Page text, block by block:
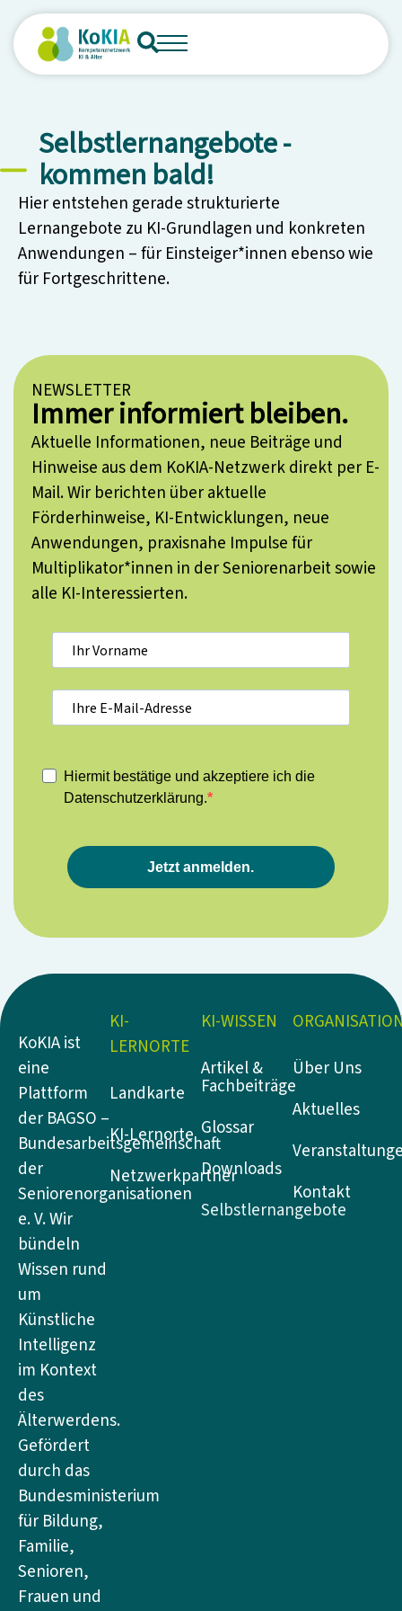
Selbstlernangebote -
kommen bald!
Hier entstehen gerade strukturierte
Lernangebote zu KI-Grundlagen und konkreten
Anwendungen – für Einsteiger*innen ebenso wie
für Fortgeschrittene.
NEWSLETTER
Immer informiert bleiben.
Aktuelle Informationen, neue Beiträge und
Hinweise aus dem KoKIA-Netzwerk direkt per E-
Mail. Wir berichten über aktuelle
Förderhinweise, KI-Entwicklungen, neue
Anwendungen, praxisnahe Impulse für
Multiplikator*innen in der Seniorenarbeit sowie
alle KI-Interessierten.
Hiermit bestätige und akzeptiere ich die
Datenschutzerklärung.
Jetzt anmelden.
KoKIA ist
eine
Plattform
der BAGSO –
Bundesarbeitsgemeinschaft
der
Seniorenorganisationen
e. V. Wir
bündeln
Wissen rund
um
Künstliche
Intelligenz
im Kontext
des
Älterwerdens.
Gefördert
durch das
Bundesministerium
für Bildung,
Familie,
Senioren,
Frauen und
KI-
LERNORTE
Landkarte
KI-Lernorte
Netzwerkpartner
KI-WISSEN
Artikel &
Fachbeiträge
Glossar
Downloads
Selbstlernangebote
Über Uns
Aktuelles
Kontakt